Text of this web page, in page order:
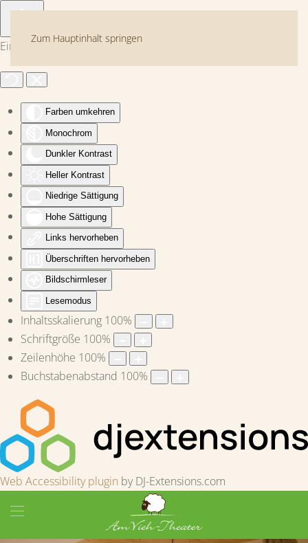
Eingabehilfen öffnen
Farben umkehren
Monochrom
Dunkler Kontrast
Heller Kontrast
Niedrige Sättigung
Hohe Sättigung
Links hervorheben
Überschriften hervorheben
Bildschirmleser
Lesemodus
Inhaltsskalierung 100%
Schriftgröße 100%
Zeilenhöhe 100%
Buchstabenabstand 100%
Web Accessibility plugin by DJ-Extensions.com
Zum Hauptinhalt springen